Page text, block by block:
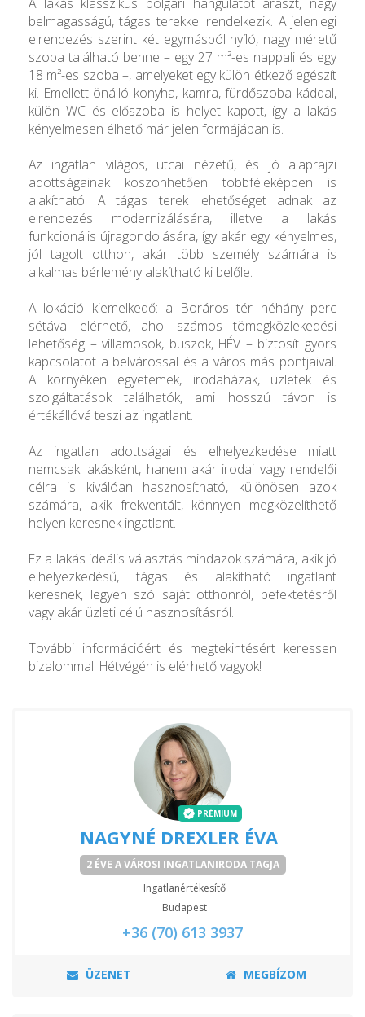
belmagasságú, tágas terekkel rendelkezik. A jelenlegi
elrendezés szerint két egymásból nyíló, nagy méretű
szoba található benne – egy 27 m²-es nappali és egy
18 m²-es szoba –, amelyeket egy külön étkező egészít
ki. Emellett önálló konyha, kamra, fürdőszoba káddal,
külön WC és előszoba is helyet kapott, így a lakás
kényelmesen élhető már jelen formájában is.
Az ingatlan világos, utcai nézetű, és jó alaprajzi
adottságainak köszönhetően többféleképpen is
alakítható. A tágas terek lehetőséget adnak az
elrendezés modernizálására, illetve a lakás
funkcionális újragondolására, így akár egy kényelmes,
jól tagolt otthon, akár több személy számára is
alkalmas bérlemény alakítható ki belőle.
A lokáció kiemelkedő: a Boráros tér néhány perc
sétával elérhető, ahol számos tömegközlekedési
lehetőség – villamosok, buszok, HÉV – biztosít gyors
kapcsolatot a belvárossal és a város más pontjaival.
A környéken egyetemek, irodaházak, üzletek és
szolgáltatások találhatók, ami hosszú távon is
értékállóvá teszi az ingatlant.
Az ingatlan adottságai és elhelyezkedése miatt
nemcsak lakásként, hanem akár irodai vagy rendelői
célra is kiválóan hasznosítható, különösen azok
számára, akik frekventált, könnyen megközelíthető
helyen keresnek ingatlant.
Ez a lakás ideális választás mindazok számára, akik jó
elhelyezkedésű, tágas és alakítható ingatlant
keresnek, legyen szó saját otthonról, befektetésről
vagy akár üzleti célú hasznosításról.
További információért és megtekintésért keressen
bizalommal! Hétvégén is elérhető vagyok!
PRÉMIUM
NAGYNÉ DREXLER ÉVA
2 ÉVE A VÁROSI INGATLANIRODA TAGJA
Ingatlanértékesítő
Budapest
+36 (70) 613 3937
ÜZENET MEGBÍZOM